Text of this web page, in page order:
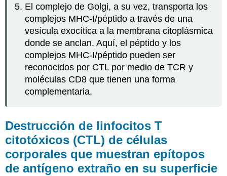
El complejo de Golgi, a su vez, transporta los
complejos MHC-I/péptido a través de una
vesícula exocítica a la membrana citoplásmica
donde se anclan. Aquí, el péptido y los
complejos MHC-I/péptido pueden ser
reconocidos por CTL por medio de TCR y
moléculas CD8 que tienen una forma
complementaria.
Destrucción de linfocitos T
citotóxicos (CTL) de células
corporales que muestran epítopos
de antígeno extraño en su superficie